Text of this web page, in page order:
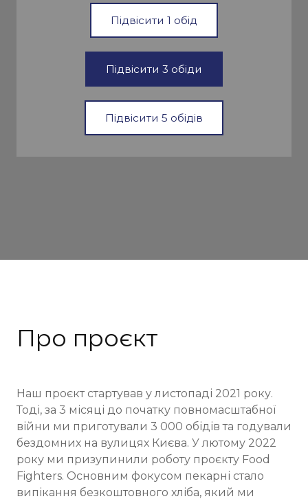
Підвісити 1 обід
Підвісити 3 обіди
Підвісити 5 обідів
Про проєкт
Наш проєкт стартував у листопаді 2021 року.
Тоді, за 3 місяці до початку повномасштабної
війни ми приготували 3 000 обідів та годували
бездомних на вулицях Києва. У лютому 2022
року ми призупинили роботу проєкту Food
Fighters. Основним фокусом пекарні стало
випікання безкоштовного хліба, який ми